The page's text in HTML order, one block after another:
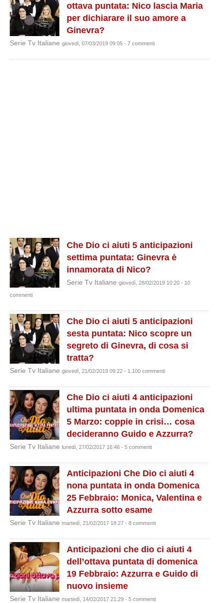
ottava puntata: Nico lascia Maria
per dichiarare il suo amore a
Ginevra?
Serie Tv Italiane giovedì, 07/03/2019 09:05 - 7 commenti
Che Dio ci aiuti 5 anticipazioni
settima puntata: Ginevra ė
innamorata di Nico?
Serie Tv Italiane giovedì, 28/02/2019 10:20 - 10
commenti
Che Dio ci aiuti 5 anticipazioni
sesta puntata: Nico scopre un
segreto di Ginevra, di cosa si
tratta?
Serie Tv Italiane giovedì, 21/02/2019 09:22 - 1.100 commenti
Che Dio ci aiuti 4 anticipazioni
ultima puntata in onda Domenica
5 Marzo: coppie in crisi… cosa
decideranno Guido e Azzurra?
Serie Tv Italiane lunedì, 27/02/2017 16:46 - 5 commenti
Anticipazioni Che Dio ci aiuti 4
nona puntata in onda Domenica
25 Febbraio: Monica, Valentina e
Azzurra sotto esame
Serie Tv Italiane martedì, 21/02/2017 18:27 - 8 commenti
Anticipazioni che dio ci aiuti 4
dell’ottava puntata di domenica
19 Febbraio: Azzurra e Guido di
nuovo insieme
Serie Tv Italiane martedì, 14/02/2017 21:29 - 5 commenti